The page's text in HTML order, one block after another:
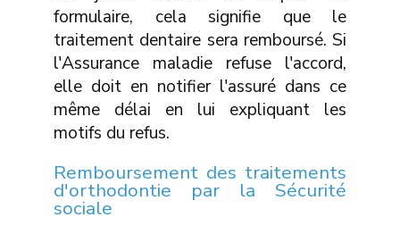
formulaire, cela signifie que le
traitement dentaire sera remboursé. Si
l'Assurance maladie refuse l'accord,
elle doit en notifier l'assuré dans ce
même délai en lui expliquant les
motifs du refus.
Remboursement des traitements
d'orthodontie par la Sécurité
sociale